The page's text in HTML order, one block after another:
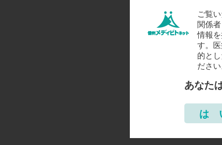
ご覧
関係
情報
す。
的と
ださ
あなた
は